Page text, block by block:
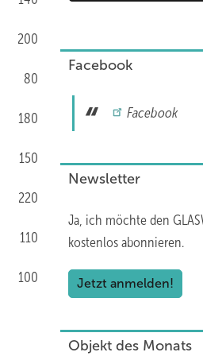
200
80
180
150
220
110
100
Facebook
Facebook
Newsletter
Ja, ich möchte den
kostenlos abonnieren.
Jetzt anmelden!
Objekt des Monats